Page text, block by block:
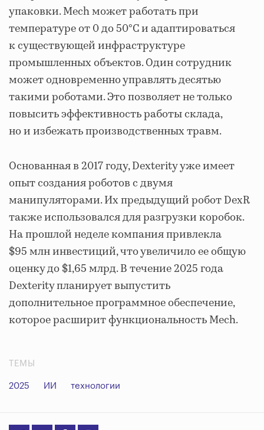
упаковки. Mech может работать при
температуре от 0 до 50°C и адаптироваться
к существующей инфраструктуре
промышленных объектов. Один сотрудник
может одновременно управлять десятью
такими роботами. Это позволяет не только
повысить эффективность работы склада,
но и избежать производственных травм.
Основанная в 2017 году, Dexterity уже имеет
опыт создания роботов с двумя
манипуляторами. Их предыдущий робот DexR
также использовался для разгрузки коробок.
На прошлой неделе компания привлекла
$95 млн инвестиций, что увеличило ее общую
оценку до $1,65 млрд. В течение 2025 года
Dexterity планирует выпустить
дополнительное программное обеспечение,
которое расширит функциональность Mech.
ТЕМЫ
2025 ИИ технологии